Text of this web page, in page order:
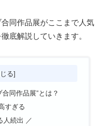
同作品展がここまで人気
底解説していきます。
同作品展”とは？
すぎる
人続出 ／